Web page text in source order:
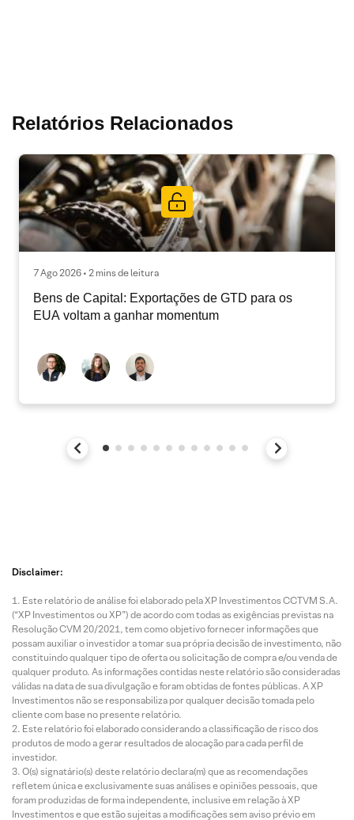
Relatórios Relacionados
7 Ago 2026 • 2 mins de leitura
Bens de Capital: Exportações de GTD para os
EUA voltam a ganhar momentum
Disclaimer:
Este relatório de análise foi elaborado pela XP Investimentos CCTVM S.A.
(“XP Investimentos ou XP”) de acordo com todas as exigências previstas na
Resolução CVM 20/2021, tem como objetivo fornecer informações que
possam auxiliar o investidor a tomar sua própria decisão de investimento, não
constituindo qualquer tipo de oferta ou solicitação de compra e/ou venda de
qualquer produto. As informações contidas neste relatório são consideradas
válidas na data de sua divulgação e foram obtidas de fontes públicas. A XP
Investimentos não se responsabiliza por qualquer decisão tomada pelo
cliente com base no presente relatório.
Este relatório foi elaborado considerando a classificação de risco dos
produtos de modo a gerar resultados de alocação para cada perfil de
investidor.
O(s) signatário(s) deste relatório declara(m) que as recomendações
refletem única e exclusivamente suas análises e opiniões pessoais, que
foram produzidas de forma independente, inclusive em relação à XP
Investimentos e que estão sujeitas a modificações sem aviso prévio em